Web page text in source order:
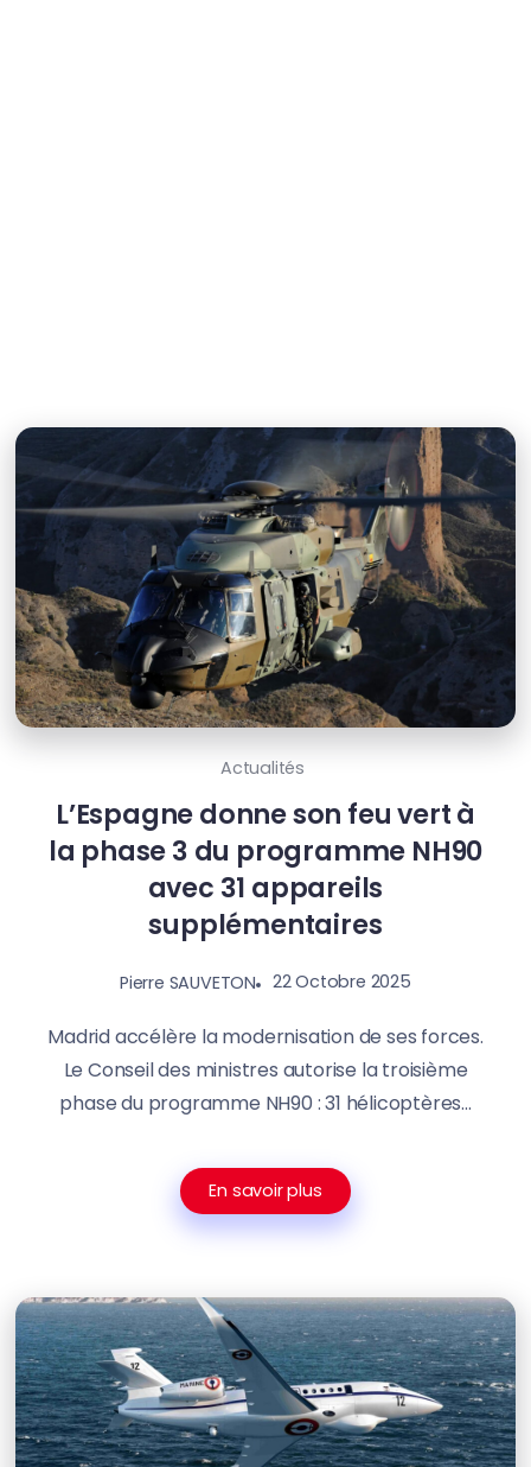
Actualités
L’Espagne donne son feu vert à
la phase 3 du programme NH90
avec 31 appareils
supplémentaires
Pierre SAUVETON 22 Octobre 2025
Madrid accélère la modernisation de ses forces.
Le Conseil des ministres autorise la troisième
phase du programme NH90 : 31 hélicoptères...
En savoir plus